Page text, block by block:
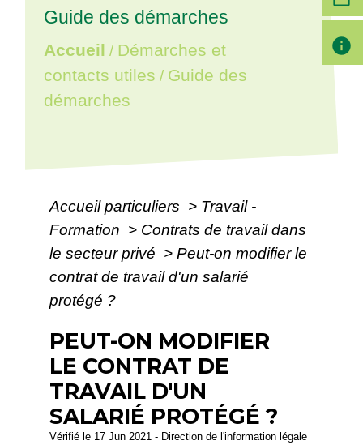
Guide des démarches
Accueil / Démarches et
contacts utiles / Guide des
démarches
Accueil particuliers > Travail -
Formation > Contrats de travail dans
le secteur privé > Peut-on modifier le
contrat de travail d'un salarié
protégé ?
PEUT-ON MODIFIER
LE CONTRAT DE
TRAVAIL D'UN
SALARIÉ PROTÉGÉ ?
Vérifié le 17 Jun 2021 - Direction de l'information légale
info